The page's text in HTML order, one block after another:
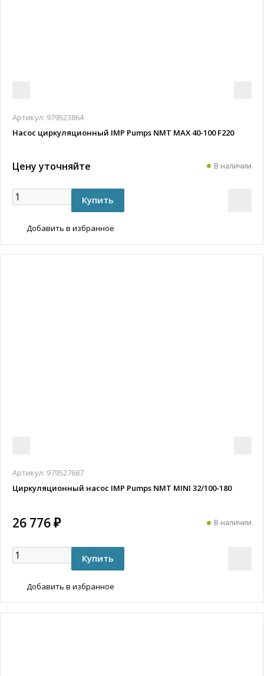
Артикул: 979523864
Насос циркуляционный IMP Pumps NMT MAX 40-100 F220
Цену уточняйте В наличии
Добавить в избранное
Артикул: 979527687
Циркуляционный насос IMP Pumps NMT MINI 32/100-180
26 776 ₽ В наличии
Добавить в избранное